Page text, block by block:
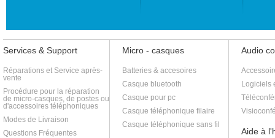
Services & Support
Réparations et Service après-
vente
Procédure pour la réparation
de micro-casques, de postes ou
d'accessoires téléphoniques
Modes de Livraison
Questions Fréquentes
Micro - casques
Batteries & accesoires
Casque bluetooth
Casque pour pc
Casque téléphonique filaire
Casque téléphonique sans fil
Audio
Logiciels
Aide à